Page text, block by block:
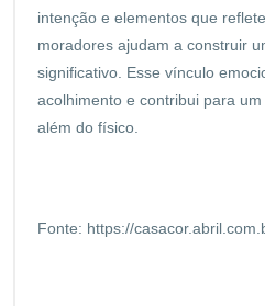
intenção e elementos que
moradores ajudam a construir
significativo. Esse vínculo
acolhimento e contribui para
além do físico.
Fonte: https://